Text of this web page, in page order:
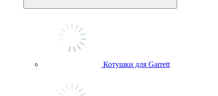
Котушки для Garrett